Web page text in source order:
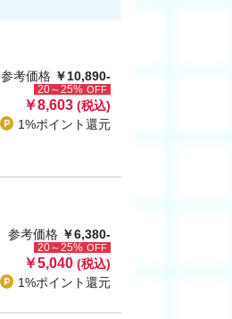
参考価格 ￥10,890-
20～25% OFF
￥8,603 (税込)
1%ポイント還元
参考価格 ￥6,380-
20～25% OFF
￥5,040 (税込)
1%ポイント還元